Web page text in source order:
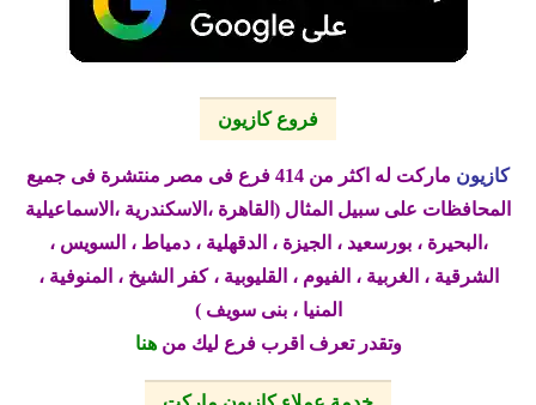
فروع كازيون
كازيون
ماركت له اكثر من 414 فرع فى مصر منتشرة فى جميع
المحافظات على سبيل المثال (القاهرة ،الاسكندرية ،الاسماعيلية
،البحيرة ، بورسعيد ، الجيزة ، الدقهلية ، دمياط ، السويس ،
الشرقية ، الغربية ، الفيوم ، القليوبية ، كفر الشيخ ، المنوفية ،
المنيا ، بنى سويف )
وتقدر تعرف اقرب فرع ليك من هنا